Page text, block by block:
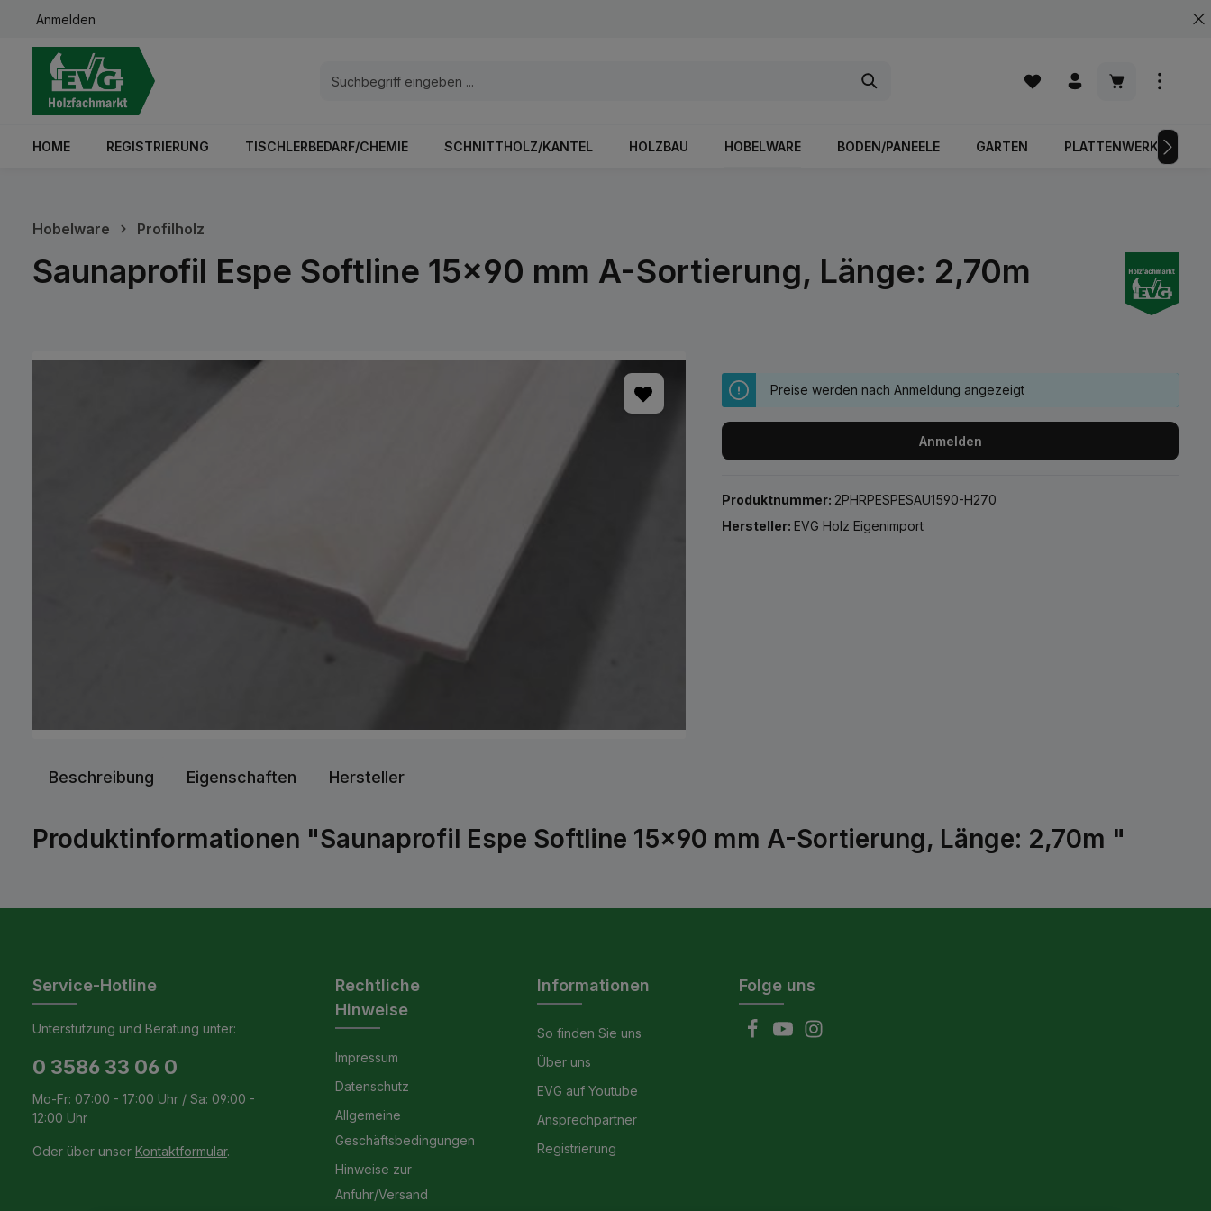
Zur Hauptnavigation springen
Anmelden
Warenkorb
HOME REGISTRIERUNG TISCHLERBEDARF/CHEMIE SCHNITTHOLZ/KANTEL HOLZBAU HOBELWARE BODEN/PANEELE GARTEN PLATTENWERKSTOFFE
Hobelware Profilholz
Saunaprofil Espe Softline 15x90 mm A-Sortierung, Länge: 2,70m
Bildergalerie überspringen
Preise werden nach Anmeldung angezeigt
Anmelden
Produktnummer: 2PHRPESPESAU1590-H270
Hersteller:EVG Holz Eigenimport
Beschreibung Eigenschaften Hersteller
Produktinformationen "Saunaprofil Espe Softline 15x90 mm A-Sortierung, Länge: 2,70m "
Service-Hotline
Unterstützung und Beratung unter:
0 3586 33 06 0
Mo-Fr: 07:00 - 17:00 Uhr / Sa: 09:00 -
12:00 Uhr
Oder über unser Kontaktformular.
Rechtliche
Hinweise
Impressum
Datenschutz
Allgemeine
Geschäftsbedingungen
Hinweise zur
Anfuhr/Versand
Informationen
So finden Sie uns
Über uns
EVG auf Youtube
Ansprechpartner
Registrierung
Folge uns